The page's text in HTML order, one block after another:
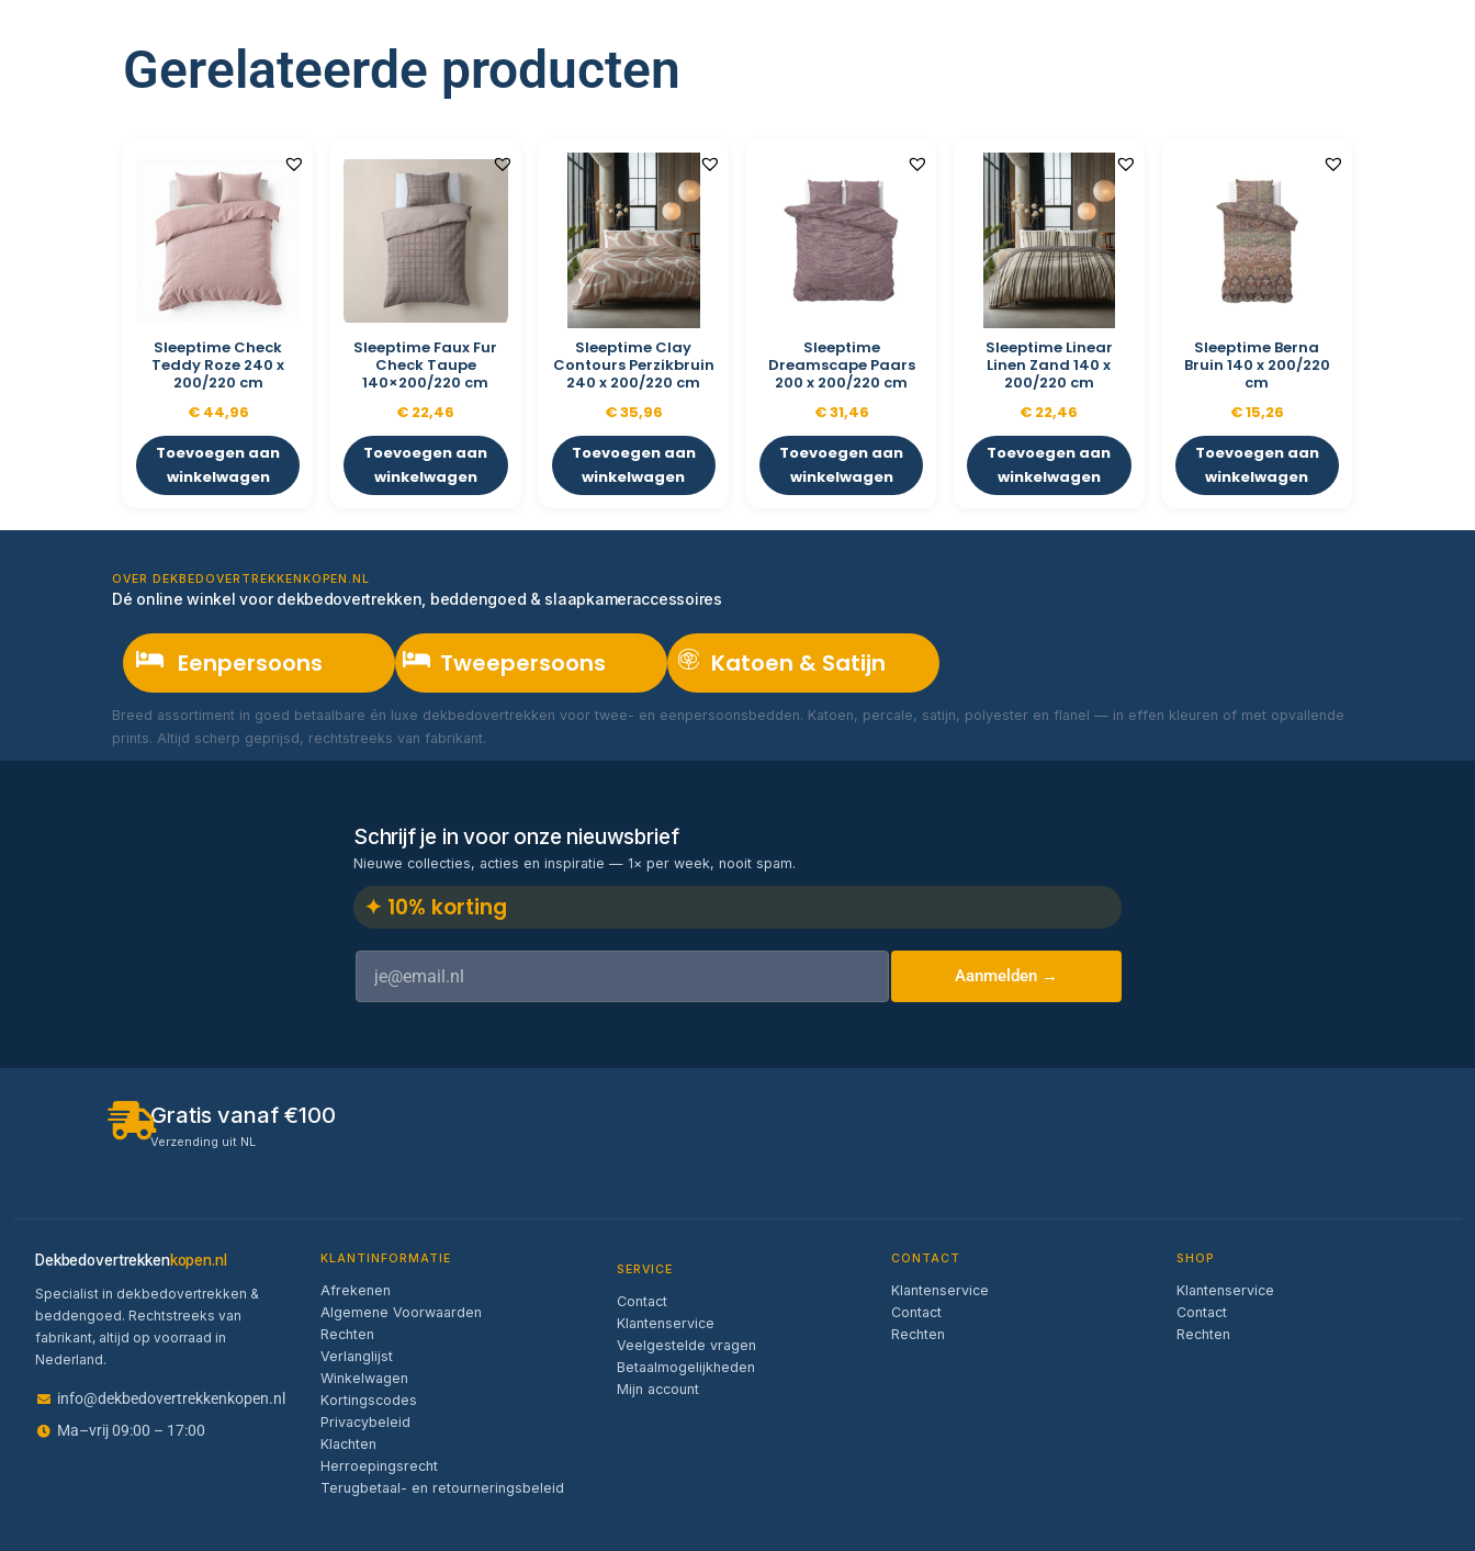
Gerelateerde producten
Sleeptime Check
Teddy Roze 240 x
200/220 cm
€44,96
Toevoegen aan
winkelwagen
Sleeptime Faux Fur
Check Taupe
140×200/220 cm
€ 22,46
Toevoegen aan
winkelwagen
Sleeptime Clay
Contours Perzikbruin
240 x 200/220 cm
€35,96
Toevoegen aan
winkelwagen
Sleeptime
Dreamscape Paars
200 x 200/220 cm
€31,46
Toevoegen aan
winkelwagen
Sleeptime Linear
Linen Zand 140 x
200/220 cm
€ 22,46
Toevoegen aan
winkelwagen
Sleeptime Berna
Bruin 140 x 200/220
cm
€15,26
Toevoegen aan
winkelwagen
OVER DEKBEDOVERTREKKENKOPEN.NL
Dé online winkel voor dekbedovertrekken, beddengoed & slaapkameraccessoires
Eenpersoons Tweepersoons Katoen & Satijn
Breed assortiment in goed betaalbare én luxe dekbedovertrekken voor twee- en eenpersoonsbedden. Katoen, percale, satijn, polyester en flanel — in effen kleuren of met opvallende
prints. Altijd scherp geprijsd, rechtstreeks van fabrikant.
Schrijf je in voor onze nieuwsbrief
Nieuwe collecties, acties en inspiratie — 1× per week, nooit spam.
✦ 10% korting
Aanmelden →
Gratis vanaf €100
Verzending uit NL
Dekbedovertrekkenkopen.nl
Specialist in dekbedovertrekken &
beddengoed. Rechtstreeks van
fabrikant, altijd op voorraad in
Nederland.
info@dekbedovertrekkenkopen.nl
Ma–vrij 09:00 – 17:00
KLANTINFORMATIE
Afrekenen
Algemene Voorwaarden
Rechten
Verlanglijst
Winkelwagen
Kortingscodes
Privacybeleid
Klachten
Herroepingsrecht
Terugbetaal- en retourneringsbeleid
SERVICE
Contact
Klantenservice
Veelgestelde vragen
Betaalmogelijkheden
Mijn account
CONTACT
Klantenservice
Contact
Rechten
SHOP
Klantenservice
Contact
Rechten